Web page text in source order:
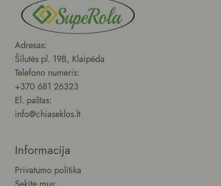
Adresas:
Šilutės pl. 19B, Klaipėda
Telefono numeris:
+370 681 26323
El. paštas:
info@chiaseklos.lt
Informacija
Privatumo politika